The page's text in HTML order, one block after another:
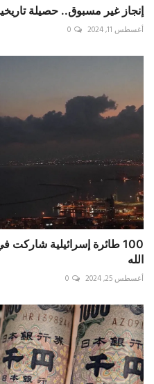
إنجاز غير مسبوق.. حصيلة
أغسطس 11, 2024 0
100 طائرة إسرائيلية
الله
أغسطس 25, 2024 0